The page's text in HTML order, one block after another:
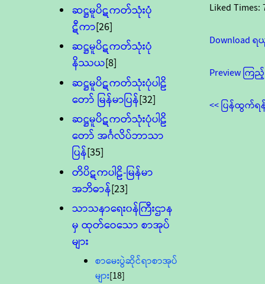
ဆဋ္ဌမူပိဋကတ်သုံးပုံ
ဋီကာ[26]
ဆဋ္ဌမူပိဋကတ်သုံးပုံ
နိဿယ[8]
ဆဋ္ဌမူပိဋကတ်သုံးပုံပါဠိ
တော် မြန်မာပြန်[32]
ဆဋ္ဌမူပိဋကတ်သုံးပုံပါဠိ
တော် အင်္ဂလိပ်ဘာသာ
ပြန်[35]
တိပိဋကပါဠိ-မြန်မာ
အဘိဓာန်[23]
သာသနာရေး၀န်ကြီးဌာန
မှ ထုတ်ဝေသော စာအုပ်
များ
စာမေးပွဲဆိုင်ရာစာအုပ်
များ[18]
Liked Times:
Download
Preview ကြ
<< ပြန်ထွက်ရ